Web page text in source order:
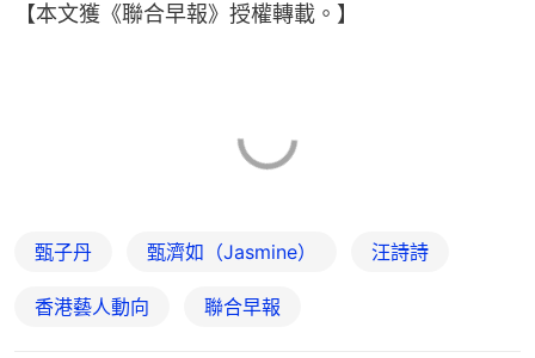
【本文獲《聯合早報》授權轉載。】
甄子丹 甄濟如（Jasmine） 汪詩詩
香港藝人動向 聯合早報